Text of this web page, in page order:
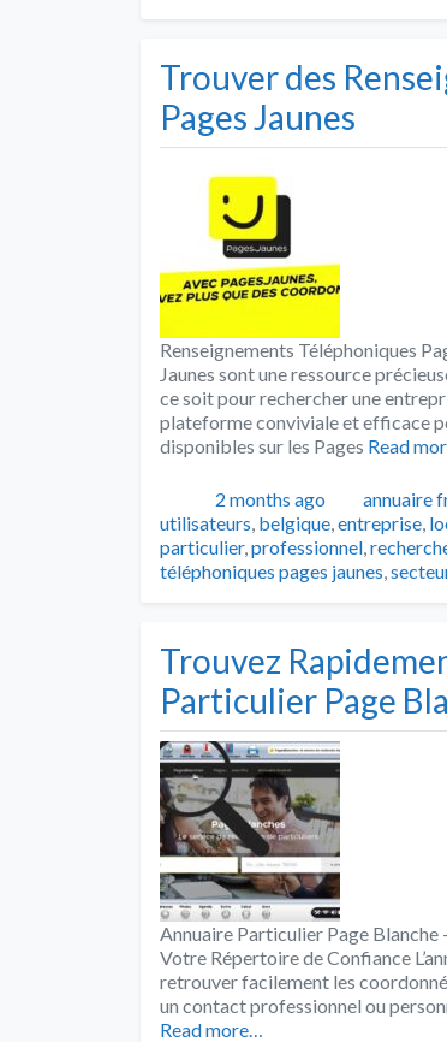
Trouver des
Pages Jaunes
Renseignements Téléphoniques
Jaunes sont une ressource
ce soit pour rechercher une
plateforme conviviale et efficace
disponibles sur les Pages Read
Publié2 months ago annuaire
utilisateurs, belgique,entreprise,
particulier,professionnel,
téléphoniques pages jaunes,
Trouvez
Particulier Page
Annuaire Particulier Page Blanche
Votre Répertoire de Confiance
retrouver facilement les
un contact professionnel ou
Read more…